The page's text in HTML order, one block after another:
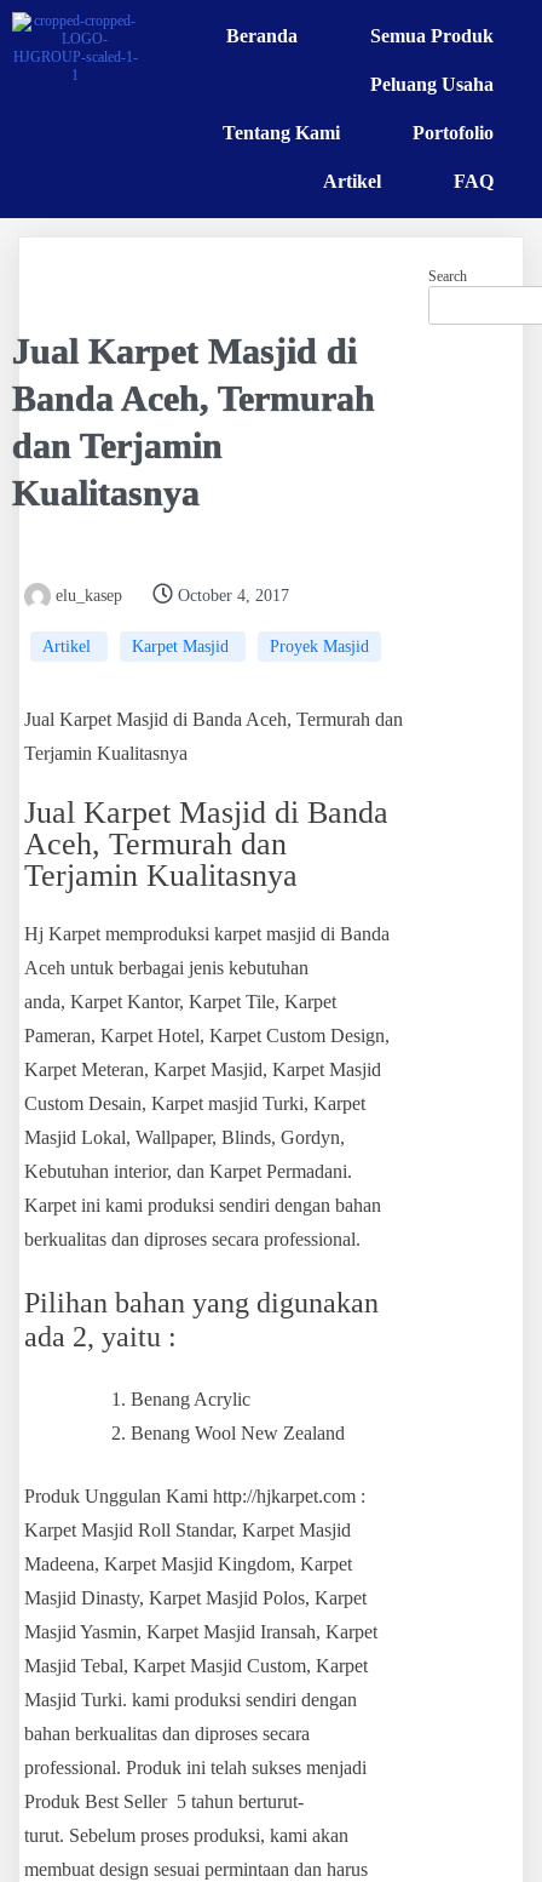
Beranda Semua Produk
Peluang Usaha
Tentang Kami Portofolio
Artikel FAQ
Jual Karpet Masjid di
Banda Aceh, Termurah
dan Terjamin
Kualitasnya
elu_kasep October 4, 2017
Artikel Karpet Masjid Proyek Masjid
Jual Karpet Masjid di Banda Aceh, Termurah dan
Terjamin Kualitasnya
Jual Karpet Masjid di Banda
Aceh, Termurah dan
Terjamin Kualitasnya
Hj Karpet memproduksi karpet masjid di Banda
Aceh untuk berbagai jenis kebutuhan
anda, Karpet Kantor, Karpet Tile, Karpet
Pameran, Karpet Hotel, Karpet Custom Design,
Karpet Meteran, Karpet Masjid, Karpet Masjid
Custom Desain, Karpet masjid Turki, Karpet
Masjid Lokal, Wallpaper, Blinds, Gordyn,
Kebutuhan interior, dan Karpet Permadani.
Karpet ini kami produksi sendiri dengan bahan
berkualitas dan diproses secara professional.
Pilihan bahan yang digunakan
ada 2, yaitu :
Benang Acrylic
Benang Wool New Zealand
Produk Unggulan Kami http://hjkarpet.com :
Karpet Masjid Roll Standar, Karpet Masjid
Madeena, Karpet Masjid Kingdom, Karpet
Masjid Dinasty, Karpet Masjid Polos, Karpet
Masjid Yasmin, Karpet Masjid Iransah, Karpet
Masjid Tebal, Karpet Masjid Custom, Karpet
Masjid Turki. kami produksi sendiri dengan
bahan berkualitas dan diproses secara
professional. Produk ini telah sukses menjadi
Produk Best Seller 5 tahun berturut-
turut. Sebelum proses produksi, kami akan
membuat design sesuai permintaan dan harus
Search